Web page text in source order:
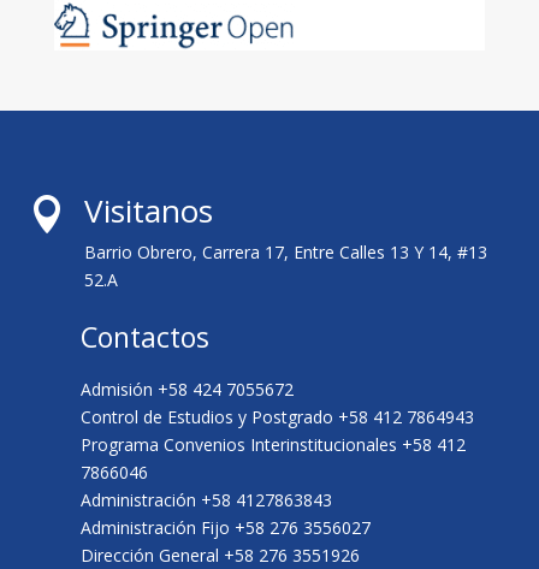
 Visitanos
Barrio Obrero, Carrera 17, Entre Calles 13 Y 14, #13
52.A
Contactos
Admisión +58 424 7055672
Control de Estudios y Postgrado +58 412 7864943
Programa Convenios Interinstitucionales +58 412
7866046
Administración +58 4127863843
Administración Fijo +58 276 3556027
Dirección General +58 276 3551926